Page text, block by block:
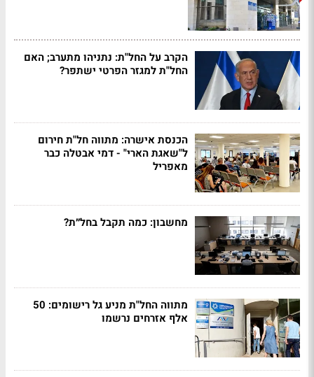
הקרב על החל"ת: נתניהו מתערב; האם
החל"ת למגזר הפרטי ישתפר?
הכנסת אישרה: מתווה חל"ת חירום
ל"שאגת הארי" - דמי אבטלה כבר
מאפריל
מחשבון: כמה תקבל בחל״ת?
מתווה החל"ת מניע גל רישומים: 50
אלף אזרחים נרשמו